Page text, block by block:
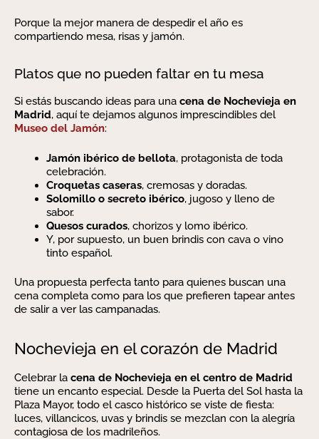
Porque la mejor manera de despedir el año es
compartiendo mesa, risas y jamón.
Platos que no pueden faltar en tu mesa
Si estás buscando ideas para una cena de Nochevieja en
Madrid, aquí te dejamos algunos imprescindibles del
Museo del Jamón:
Jamón ibérico de bellota, protagonista de toda
celebración.
Croquetas caseras, cremosas y doradas.
Solomillo o secreto ibérico, jugoso y lleno de
sabor.
Quesos curados, chorizos y lomo ibérico.
Y, por supuesto, un buen brindis con cava o vino
tinto español.
Una propuesta perfecta tanto para quienes buscan una
cena completa como para los que prefieren tapear antes
de salir a ver las campanadas.
Nochevieja en el corazón de Madrid
Celebrar la cena de Nochevieja en el centro de Madrid
tiene un encanto especial. Desde la Puerta del Sol hasta la
Plaza Mayor, todo el casco histórico se viste de fiesta:
luces, villancicos, uvas y brindis se mezclan con la alegría
contagiosa de los madrileños.